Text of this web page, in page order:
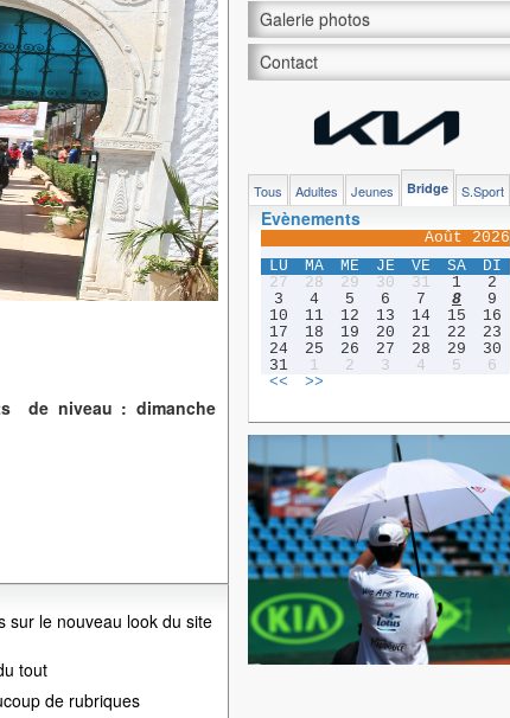
de niveau : dimanche
sur le nouveau look du site
tout
de rubriques
Galerie photos
Contact
Tous Adultes Jeunes Bridge S.Sport
Evènements
Août 2026
LU
MA ME JE VE SA
DI
27
28 29 30 31 1
2
3
4 5 6 7 8
9
10
11 12 13 14 15
16
17
18 19 20 21 22
23
24
25 26 27 28 29
30
31
1 2 3 4 5
6
<<
>>